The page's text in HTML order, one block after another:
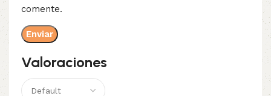
Valoraciones
comente.